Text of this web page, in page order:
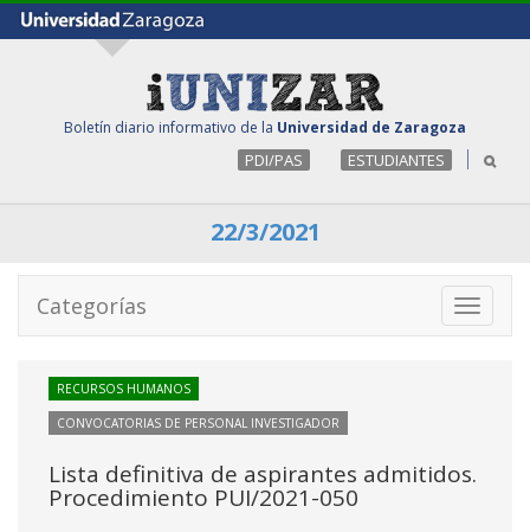
Boletín diario informativo de la Universidad de Zaragoza
PDI/PAS ESTUDIANTES
22/3/2021
Toggle
Categorías
RECURSOS HUMANOS
CONVOCATORIAS DE PERSONAL INVESTIGADOR
Lista definitiva de aspirantes admitidos.
Procedimiento PUI/2021-050